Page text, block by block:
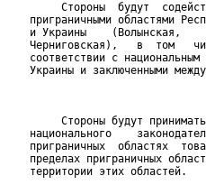
Стороны  будут
приграничными областями
и Украины    (Волынская,
Черниговская),   в  том
соответствии с
Украины и заключенными
Стороны будут
национального
приграничных  областях
пределах приграничных
территории этих областей.